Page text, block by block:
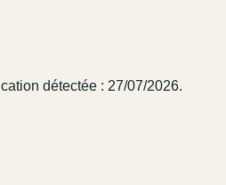
détectée : 27/07/2026.